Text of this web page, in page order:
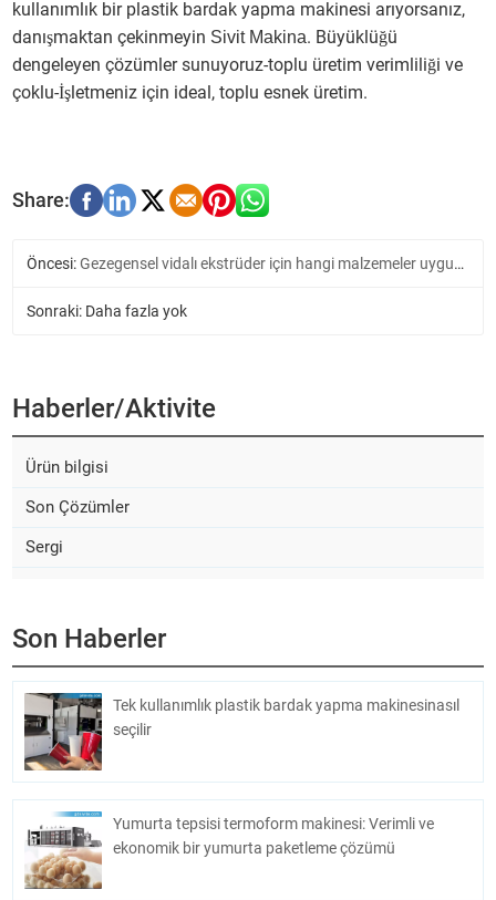
kullanımlık bir plastik bardak yapma makinesi arıyorsanız,
danışmaktan çekinmeyin Sivit Makina. Büyüklüğü
dengeleyen çözümler sunuyoruz-toplu üretim verimliliği ve
çoklu-İşletmeniz için ideal, toplu esnek üretim.
Öncesi:Gezegensel vidalı ekstrüder için hangi malzemeler uygundur?
Sonraki: Daha fazla yok
Haberler/aktivite
Ürün bilgisi
Son Çözümler
Sergi
Son Haberler
Tek kullanımlık plastik bardak yapma makinesinasıl
seçilir
Yumurta tepsisi termoform makinesi: Verimli ve
ekonomik bir yumurta paketleme çözümü